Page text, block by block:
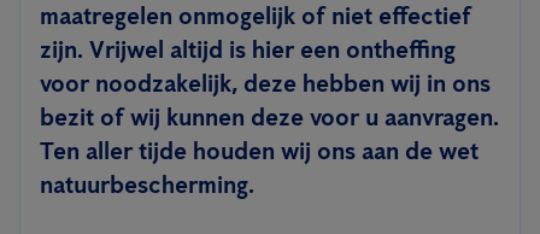
maatregelen onmogelijk of niet effectief
zijn. Vrijwel altijd is hier een ontheffing
voor noodzakelijk, deze hebben wij in ons
bezit of wij kunnen deze voor u aanvragen.
Ten aller tijde houden wij ons aan de wet
natuurbescherming.